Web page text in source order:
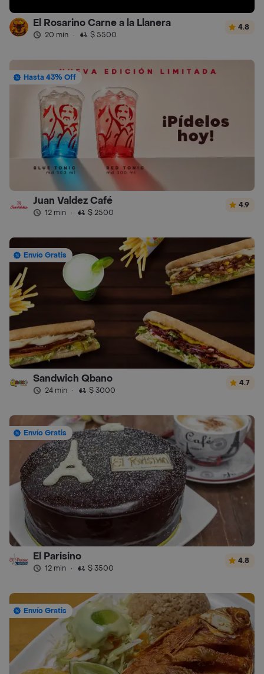
El Rosarino Carne a la Llanera
20 min · $ 5500
4.8
Hasta 43% Off
Juan Valdez Café
12 min · $ 2500
4.9
Envío Gratis
Sandwich Qbano
24 min · $ 3000
4.7
Envío Gratis
El Parisino
12 min · $ 3500
4.8
Envío Gratis